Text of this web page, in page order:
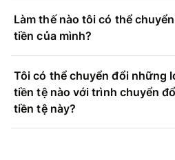
Làm thế nào tôi có thể
tiền của mình?
Tôi có thể chuyển đổi những
tiền tệ nào với trình chuyển
tiền tệ này?